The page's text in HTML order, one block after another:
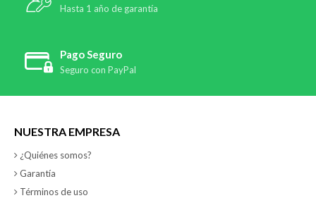
Hasta 1 año de garantía
Pago Seguro
Seguro con PayPal
NUESTRA EMPRESA
¿Quiénes somos?
Garantía
Términos de uso